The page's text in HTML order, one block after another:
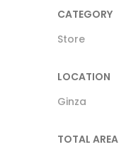
CATEGORY
Store
LOCATION
Ginza
TOTAL AREA